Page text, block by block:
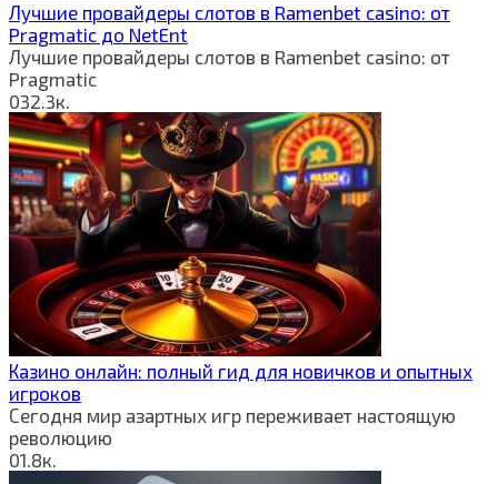
Лучшие провайдеры слотов в Ramenbet casino: от
Pragmatic до NetEnt
Лучшие провайдеры слотов в Ramenbet casino: от
Pragmatic
032.3к.
Казино онлайн: полный гид для новичков и опытных
игроков
Сегодня мир азартных игр переживает настоящую
революцию
01.8к.